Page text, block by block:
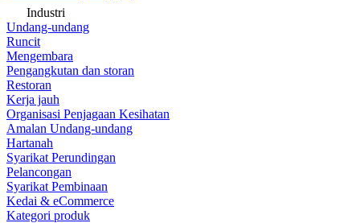
Industri
Undang-undang
Runcit
Mengembara
Pengangkutan dan storan
Restoran
Kerja jauh
Organisasi Penjagaan Kesihatan
Amalan Undang-undang
Hartanah
Syarikat Perundingan
Pelancongan
Syarikat Pembinaan
Kedai & eCommerce
Kategori produk